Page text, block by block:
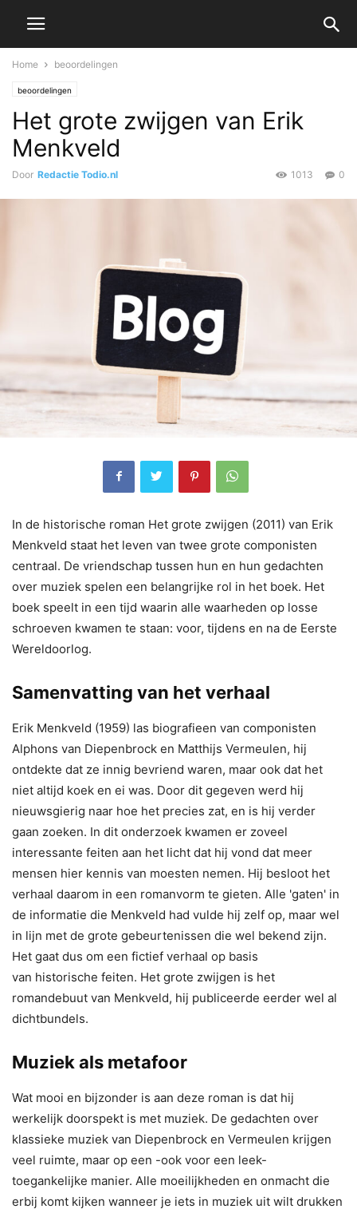
Home beoordelingen
beoordelingen
Het grote zwijgen van Erik
Menkveld
Door Redactie Todio.nl 0
1013
In de historische roman Het grote zwijgen (2011) van Erik
Menkveld staat het leven van twee grote componisten
centraal. De vriendschap tussen hun en hun gedachten
over muziek spelen een belangrijke rol in het boek. Het
boek speelt in een tijd waarin alle waarheden op losse
schroeven kwamen te staan: voor, tijdens en na de Eerste
Wereldoorlog.
Samenvatting van het verhaal
Erik Menkveld (1959) las biografieen van componisten
Alphons van Diepenbrock en Matthijs Vermeulen, hij
ontdekte dat ze innig bevriend waren, maar ook dat het
niet altijd koek en ei was. Door dit gegeven werd hij
nieuwsgierig naar hoe het precies zat, en is hij verder
gaan zoeken. In dit onderzoek kwamen er zoveel
interessante feiten aan het licht dat hij vond dat meer
mensen hier kennis van moesten nemen. Hij besloot het
verhaal daarom in een romanvorm te gieten. Alle 'gaten' in
de informatie die Menkveld had vulde hij zelf op, maar wel
in lijn met de grote gebeurtenissen die wel bekend zijn.
Het gaat dus om een fictief verhaal op basis
van historische feiten. Het grote zwijgen is het
romandebuut van Menkveld, hij publiceerde eerder wel al
dichtbundels.
Muziek als metafoor
Wat mooi en bijzonder is aan deze roman is dat hij
werkelijk doorspekt is met muziek. De gedachten over
klassieke muziek van Diepenbrock en Vermeulen krijgen
veel ruimte, maar op een -ook voor een leek-
toegankelijke manier. Alle moeilijkheden en onmacht die
erbij komt kijken wanneer je iets in muziek uit wilt drukken